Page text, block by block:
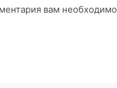
вам необходимо